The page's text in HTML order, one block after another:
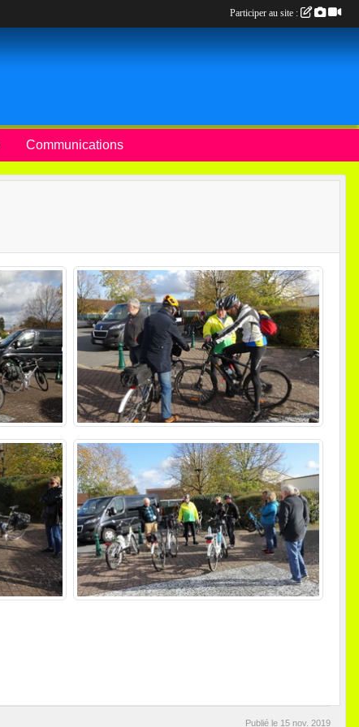
Communications
Publié le 15 nov. 2019
Participer au site :